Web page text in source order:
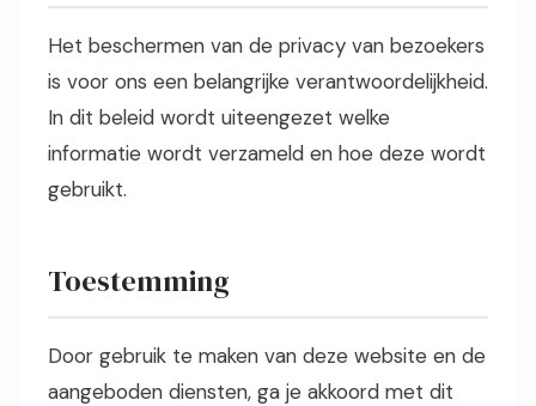
Het beschermen van de privacy van bezoekers
is voor ons een belangrijke verantwoordelijkheid.
In dit beleid wordt uiteengezet welke
informatie wordt verzameld en hoe deze wordt
gebruikt.
Toestemming
Door gebruik te maken van deze website en de
aangeboden diensten, ga je akkoord met dit